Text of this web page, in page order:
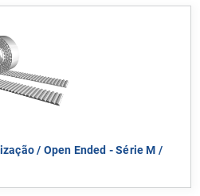
/ Open Ended - Série M /